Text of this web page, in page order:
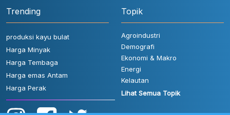
Trending
produksi kayu bulat
Harga Minyak
Harga Tembaga
Harga emas Antam
Harga Perak
Topik
Agroindustri
Demografi
Ekonomi & Makro
Energi
Kelautan
Lihat Semua Topik